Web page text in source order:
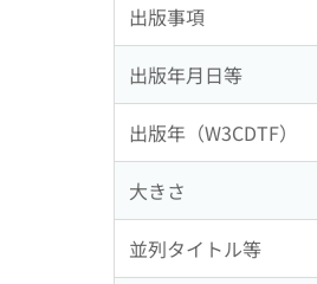
出版事項
出版年月日等
出版年（W3CDTF）
大きさ
並列タイトル等